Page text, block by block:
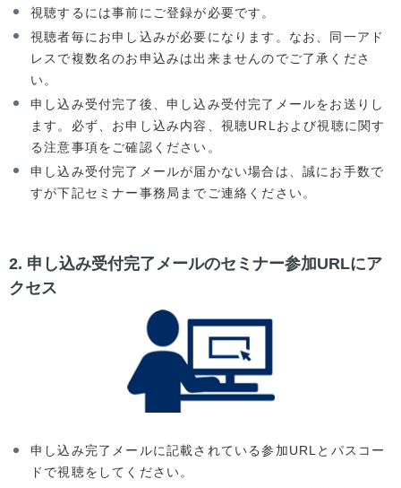
視聴するには事前にご登録が必要です。
視聴者毎にお申し込みが必要になります。なお、同一アド
レスで複数名のお申込みは出来ませんのでご了承くださ
い。
申し込み受付完了後、申し込み受付完了メールをお送りし
ます。必ず、お申し込み内容、視聴URLおよび視聴に関す
る注意事項をご確認ください。
申し込み受付完了メールが届かない場合は、誠にお手数で
すが下記セミナー事務局までご連絡ください。
2. 申し込み受付完了メールのセミナー参加URLにア
クセス
申し込み完了メールに記載されている参加URLとパスコー
ドで視聴をしてください。